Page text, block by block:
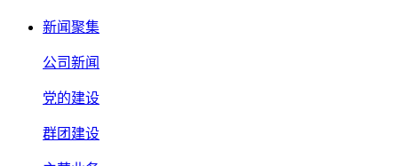
新闻聚集
公司新闻
党的建设
群团建设